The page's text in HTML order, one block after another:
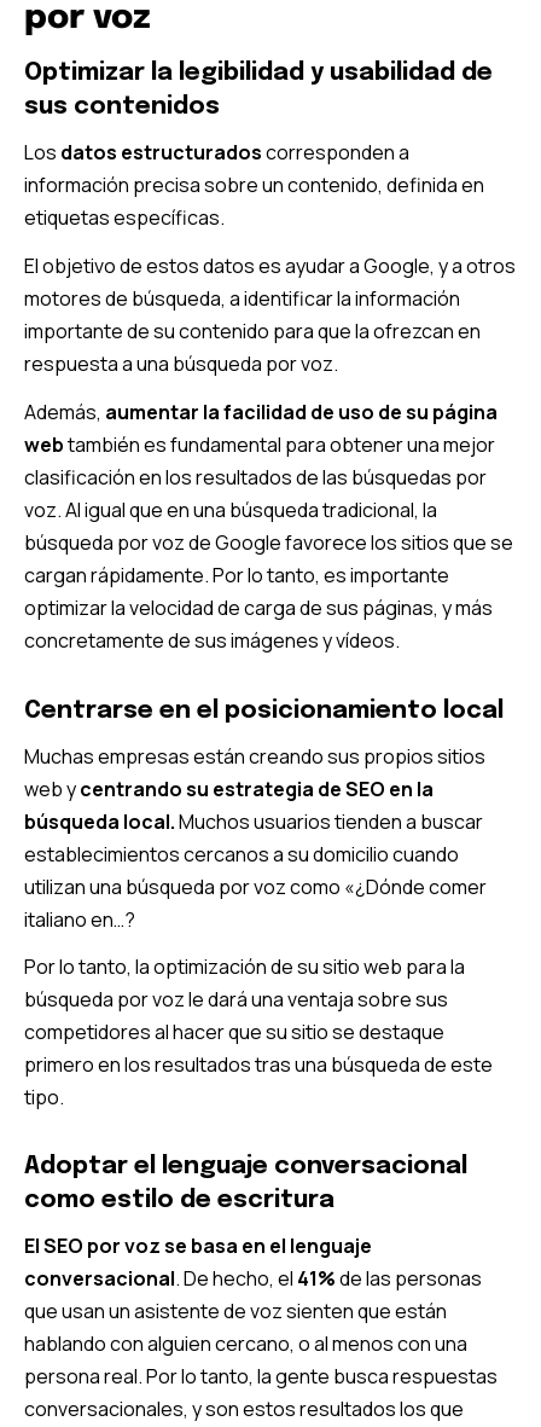
por voz
Optimizar la legibilidad y usabilidad de
sus contenidos
Los datos estructuradoscorresponden a
información precisa sobre un contenido, definida en
etiquetas específicas.
El objetivo de estos datos es ayudar a Google, y a otros
motores de búsqueda, a identificar la información
importante de su contenido para que la ofrezcan en
respuesta a una búsqueda por voz.
Además, aumentar la facilidad de uso de su página
webtambién es fundamental para obtener una mejor
clasificación en los resultados de las búsquedas por
voz. Al igual que en una búsqueda tradicional, la
búsqueda por voz de Google favorece los sitios que se
cargan rápidamente. Por lo tanto, es importante
optimizar la velocidad de carga de sus páginas, y más
concretamente de sus imágenes y vídeos.
Centrarse en el posicionamiento local
Muchas empresas están creando sus propios sitios
web ycentrando su estrategia de SEO en la
búsqueda local.Muchos usuarios tienden a buscar
establecimientos cercanos a su domicilio cuando
utilizan una búsqueda por voz como «¿Dónde comer
italiano en…?
Por lo tanto, la optimización de su sitio web para la
búsqueda por voz le dará una ventaja sobre sus
competidores al hacer que su sitio se destaque
primero en los resultados tras una búsqueda de este
tipo.
Adoptar el lenguaje conversacional
como estilo de escritura
El SEO por vozse basa en el lenguaje
conversacional. De hecho, el 41%de las personas
que usan un asistente de voz sienten que están
hablando con alguien cercano, o al menos con una
persona real. Por lo tanto, la gente busca respuestas
conversacionales, y son estos resultados los que